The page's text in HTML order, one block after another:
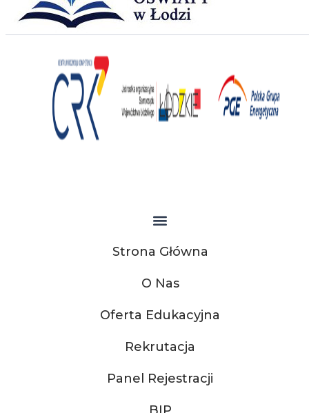
Strona Główna
O Nas
Oferta Edukacyjna
Rekrutacja
Panel Rejestracji